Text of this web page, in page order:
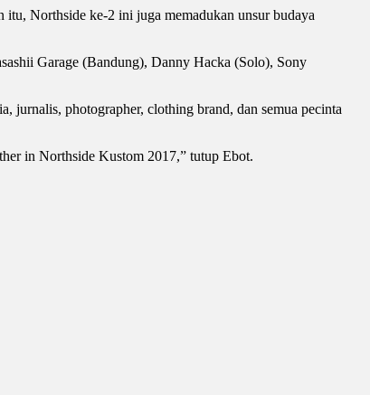
Northside ke-2 ini juga memadukan unsur budaya
Garage (Bandung), Danny Hacka (Solo), Sony
photographer, clothing brand, dan semua pecinta
in Northside Kustom 2017,” tutup Ebot.